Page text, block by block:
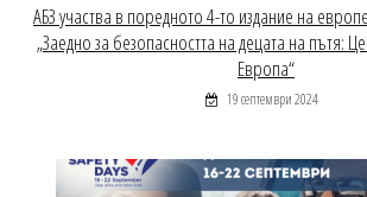
АБЗ участва в поредното 4-то издание на
„Заедно за безопасността на децата на пътя:
Европа“
19 септември 2024